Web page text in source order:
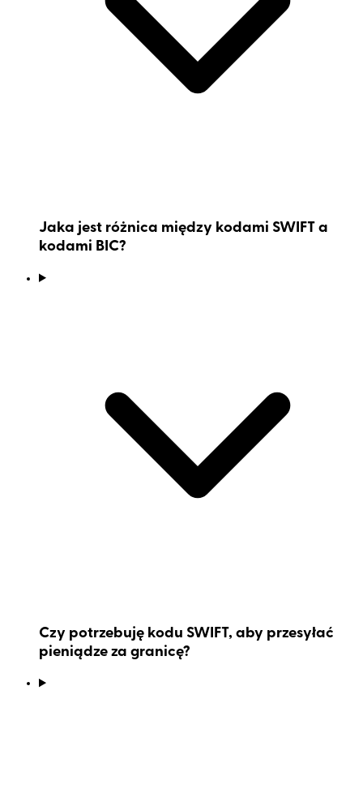
Jaka jest różnica między kodami SWIFT a
kodami BIC?
Czy potrzebuję kodu SWIFT, aby przesyłać
pieniądze za granicę?